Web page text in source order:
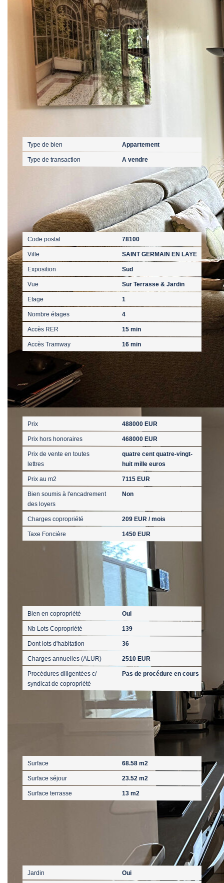
Ce bien est soumis à un diagnostic ERP (État
des Risques et Pollutions). Pour en savoir plus,
rendez-vous sur https://www.georisques.gouv.fr/
Caractéristiques détaillées
Type de bien Appartement
Type de transaction A vendre
Localisation
Code postal 78100
Ville SAINT GERMAIN EN LAYE
Exposition Sud
Vue Sur Terrasse & Jardin
Etage 1
Nombre étages 4
Accès RER 15 min
Accès Tramway 16 min
Aspects financiers
Prix 488000 EUR
Prix hors honoraires 468000 EUR
Prix de vente en toutes
lettres
quatre cent quatre-vingt-
huit mille euros
Prix au m2 7115 EUR
Bien soumis à l'encadrement
des loyers
Non
Charges copropriété 209 EUR / mois
Taxe Foncière 1450 EUR
Bien en copropriété Oui
Nb Lots Copropriété 139
Dont lots d'habitation 36
Charges annuelles (ALUR) 2510 EUR
Procédures diligentées c/
syndicat de copropriété
Pas de procédure en cours
Surface 68.58 m2
Surface séjour 23.52 m2
Surface terrasse 13 m2
Jardin Oui